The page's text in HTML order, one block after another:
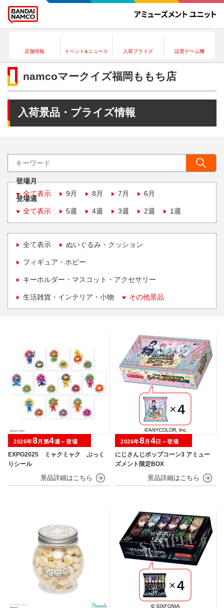
店舗情報 イベント&ニュース 入荷プライズ 設置ゲーム機
namcoマークイズ福岡ももち店
入荷景品・プライズ情報
登場月
全て表示
9月 8月 7月 6月
登場週
全て表示
5週 4週 3週 2週 1週
全て表示 ぬいぐるみ・クッション
フィギュア・ホビー
キーホルダー・マスコット・アクセサリー
生活雑貨・インテリア・小物 その他景品
EXPO2025 ミャクミャク ぷっく
りシール
2026年8月第4週～登場
にじさんじポップコーン3 アミュー
ズメント限定BOX
2026年8月 4日～登場